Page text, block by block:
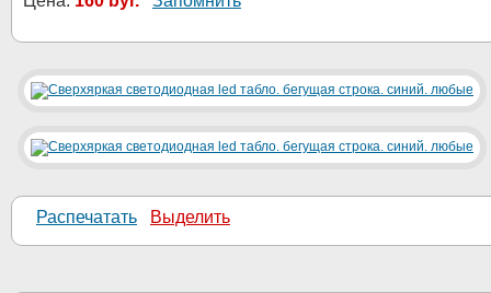
Распечатать Выделить